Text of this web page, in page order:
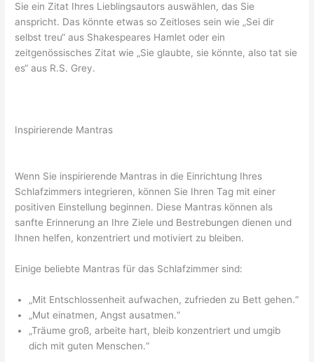
Sie ein Zitat Ihres Lieblingsautors auswählen, das Sie
anspricht. Das könnte etwas so Zeitloses sein wie „Sei dir
selbst treu“ aus Shakespeares Hamlet oder ein
zeitgenössisches Zitat wie „Sie glaubte, sie könnte, also tat sie
es“ aus R.S. Grey.
Inspirierende Mantras
Wenn Sie inspirierende Mantras in die Einrichtung Ihres
Schlafzimmers integrieren, können Sie Ihren Tag mit einer
positiven Einstellung beginnen. Diese Mantras können als
sanfte Erinnerung an Ihre Ziele und Bestrebungen dienen und
Ihnen helfen, konzentriert und motiviert zu bleiben.
Einige beliebte Mantras für das Schlafzimmer sind:
„Mit Entschlossenheit aufwachen, zufrieden zu Bett gehen.“
„Mut einatmen, Angst ausatmen.“
„Träume groß, arbeite hart, bleib konzentriert und umgib
dich mit guten Menschen.“